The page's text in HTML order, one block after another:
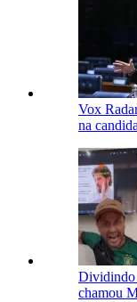
Vox
na
Dividindo
chamou